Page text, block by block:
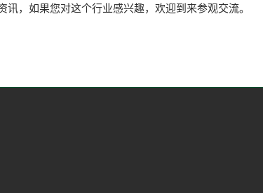
，如果您对这个行业感兴趣，欢迎到来参观交流。